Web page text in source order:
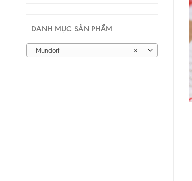
DANH MỤC SẢN PHẨM
×
Mundorf